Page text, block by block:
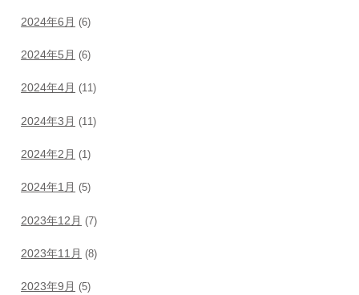
2024年6月 (6)
2024年5月 (6)
2024年4月 (11)
2024年3月 (11)
2024年2月 (1)
2024年1月 (5)
2023年12月 (7)
2023年11月 (8)
2023年9月 (5)